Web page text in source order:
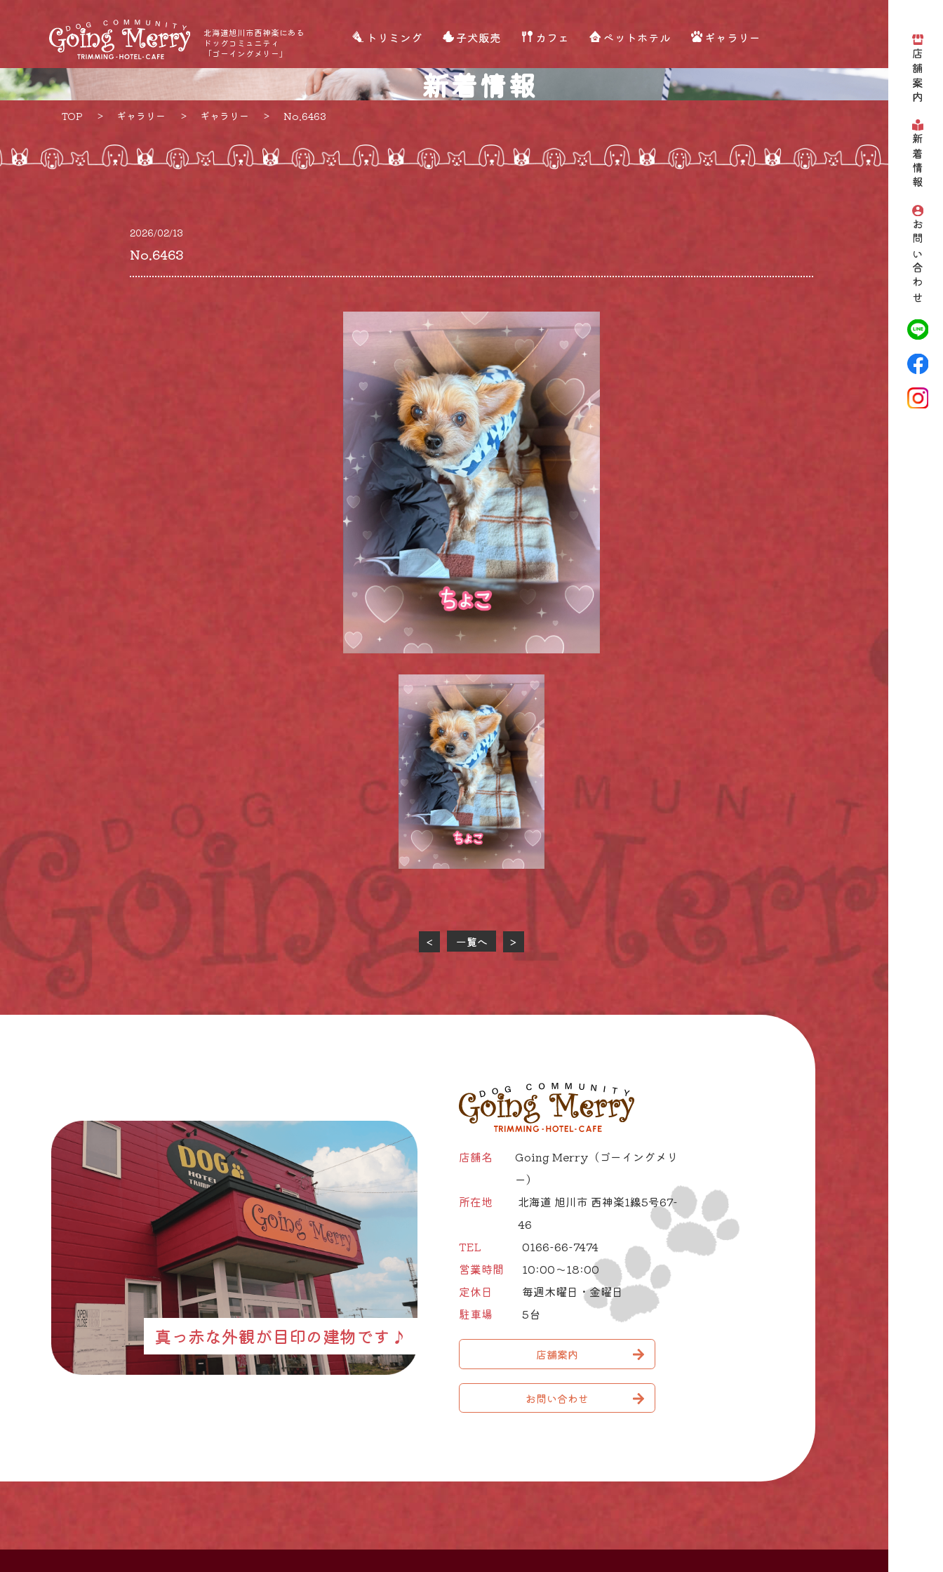
北海道旭川市西神楽にある
ドッグコミュニティ
「ゴーイングメリー」
トリミング 子犬販売 カフェ ペットホテル ギャラリー
店舗案内
新着情報
お問い合わせ
新着情報
TOP ギャラリー ギャラリー No.6463
2026/02/13
No.6463
< 一覧へ >
真っ赤な外観が目印の建物です♪
店舗名 Going Merry（ゴーイングメリ
ー）
所在地
北海道 旭川市 西神楽1線5号67-
46
TEL
0166-66-7474
営業時間
10:00～18:00
定休日
毎週木曜日・金曜日
駐車場
5台
店舗案内
お問い合わせ